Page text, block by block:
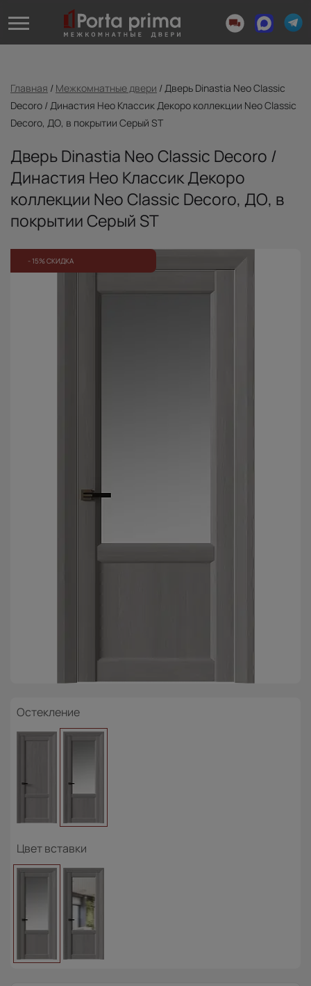
Главная / Межкомнатные двери /Дверь Dinastia Neo Classic
Decoro / Династия Нео Классик Декоро коллекции Neo Classic
Decoro, ДО, в покрытии Серый ST
Дверь Dinastia Neo Classic Decoro /
Династия Нео Классик Декоро
коллекции Neo Classic Decoro, ДО, в
покрытии Серый ST
- 15% СКИДКА
Остекление
Цвет вставки